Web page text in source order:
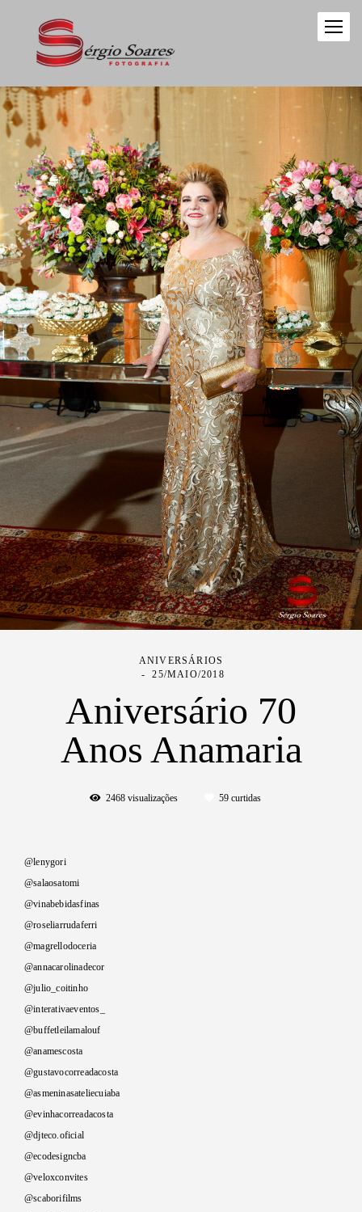
ANIVERSÁRIOS
25/MAIO/2018
Aniversário 70
Anos Anamaria
2468visualizações 59curtidas
@lenygori
@salaosatomi
@vinabebidasfinas
@roseliarrudaferri
@magrellodoceria
@annacarolinadecor
@julio_coitinho
@interativaeventos_
@buffetleilamalouf
@anamescosta
@gustavocorreadacosta
@asmeninasateliecuiaba
@evinhacorreadacosta
@djteco.oficial
@ecodesigncba
@veloxconvites
@scaborifilms